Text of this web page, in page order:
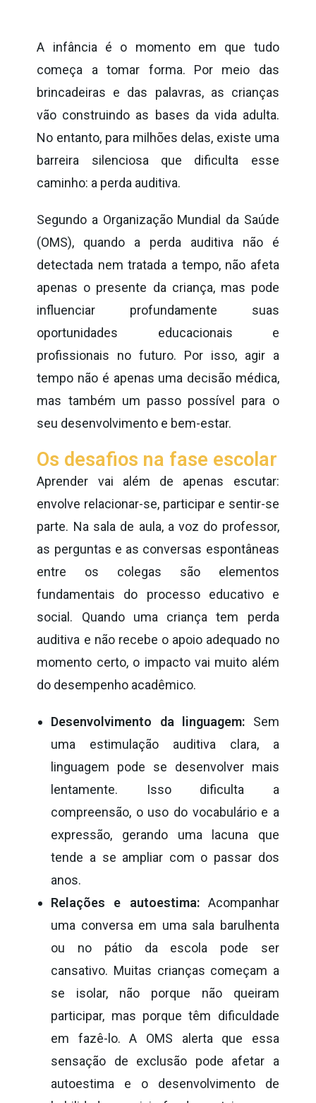
A infância é o momento em que tudo
começa a tomar forma. Por meio das
brincadeiras e das palavras, as crianças
vão construindo as bases da vida adulta.
No entanto, para milhões delas, existe uma
barreira silenciosa que dificulta esse
caminho: a perda auditiva.
Segundo a Organização Mundial da Saúde
(OMS), quando a perda auditiva não é
detectada nem tratada a tempo, não afeta
apenas o presente da criança, mas pode
influenciar profundamente suas
oportunidades educacionais e
profissionais no futuro. Por isso, agir a
tempo não é apenas uma decisão médica,
mas também um passo possível para o
seu desenvolvimento e bem-estar.
Os desafios na fase escolar
Aprender vai além de apenas escutar:
envolve relacionar-se, participar e sentir-se
parte. Na sala de aula, a voz do professor,
as perguntas e as conversas espontâneas
entre os colegas são elementos
fundamentais do processo educativo e
social. Quando uma criança tem perda
auditiva e não recebe o apoio adequado no
momento certo, o impacto vai muito além
do desempenho acadêmico.
Desenvolvimento da linguagem: Sem
uma estimulação auditiva clara, a
linguagem pode se desenvolver mais
lentamente. Isso dificulta a
compreensão, o uso do vocabulário e a
expressão, gerando uma lacuna que
tende a se ampliar com o passar dos
anos.
Relações e autoestima:Acompanhar
uma conversa em uma sala barulhenta
ou no pátio da escola pode ser
cansativo. Muitas crianças começam a
se isolar, não porque não queiram
participar, mas porque têm dificuldade
em fazê-lo. A OMS alerta que essa
sensação de exclusão pode afetar a
autoestima e o desenvolvimento de